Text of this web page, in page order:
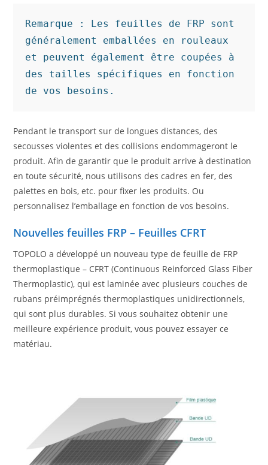
Remarque : Les feuilles de FRP sont
généralement emballées en rouleaux
et peuvent également être coupées à
des tailles spécifiques en fonction
de vos besoins.
Pendant le transport sur de longues distances, des
secousses violentes et des collisions endommageront le
produit. Afin de garantir que le produit arrive à destination
en toute sécurité, nous utilisons des cadres en fer, des
palettes en bois, etc. pour fixer les produits. Ou
personnalisez l’emballage en fonction de vos besoins.
Nouvelles feuilles FRP – Feuilles CFRT
TOPOLO a développé un nouveau type de feuille de FRP
thermoplastique – CFRT (Continuous Reinforced Glass Fiber
Thermoplastic), qui est laminée avec plusieurs couches de
rubans préimprégnés thermoplastiques unidirectionnels,
qui sont plus durables. Si vous souhaitez obtenir une
meilleure expérience produit, vous pouvez essayer ce
matériau.